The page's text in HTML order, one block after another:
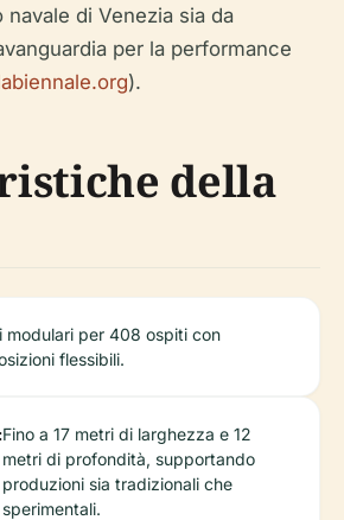
navale di Venezia sia da
per la performance
).
della
modulari per 408 ospiti con
flessibili.
Fino a 17 metri di larghezza e 12
metri di profondità, supportando
produzioni sia tradizionali che
sperimentali.